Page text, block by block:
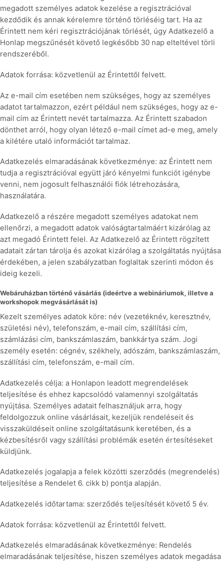
megadott személyes adatok kezelése a regisztrációval
kezdődik és annak kérelemre történő törléséig tart. Ha az
Érintett nem kéri regisztrációjának törlését, úgy Adatkezelő a
Honlap megszűnését követő legkésőbb 30 nap elteltével törli
rendszeréből.
Adatok forrása: közvetlenül az Érintettől felvett.
Az e-mail cím esetében nem szükséges, hogy az személyes
adatot tartalmazzon, ezért például nem szükséges, hogy az e-
mail cím az Érintett nevét tartalmazza. Az Érintett szabadon
dönthet arról, hogy olyan létező e-mail címet ad-e meg, amely
a kilétére utaló információt tartalmaz.
Adatkezelés elmaradásának következménye: az Érintett nem
tudja a regisztrációval együtt járó kényelmi funkciót igénybe
venni, nem jogosult felhasználói fiók létrehozására,
használatára.
Adatkezelő a részére megadott személyes adatokat nem
ellenőrzi, a megadott adatok valóságtartalmáért kizárólag az
azt megadó Érintett felel. Az Adatkezelő az Érintett rögzített
adatait zártan tárolja és azokat kizárólag a szolgáltatás nyújtása
érdekében, a jelen szabályzatban foglaltak szerinti módon és
ideig kezeli.
Webáruházban történő vásárlás (ideértve a webináriumok, illetve a
workshopok megvásárlását is)
Kezelt személyes adatok köre: név (vezetéknév, keresztnév,
születési név), telefonszám, e-mail cím, szállítási cím,
számlázási cím, bankszámlaszám, bankkártya szám. Jogi
személy esetén: cégnév, székhely, adószám, bankszámlaszám,
szállítási cím, telefonszám, e-mail cím.
Adatkezelés célja: a Honlapon leadott megrendelések
teljesítése és ehhez kapcsolódó valamennyi szolgáltatás
nyújtása. Személyes adatait felhasználjuk arra, hogy
feldolgozzuk online vásárlásait, kezeljük rendeléseit és
visszaküldéseit online szolgáltatásunk keretében, és a
kézbesítésről vagy szállítási problémák esetén értesítéseket
küldjünk.
Adatkezelés jogalapja a felek közötti szerződés (megrendelés)
teljesítése a Rendelet 6. cikk b) pontja alapján.
Adatkezelés időtartama: szerződés teljesítését követő 5 év.
Adatok forrása: közvetlenül az Érintettől felvett.
Adatkezelés elmaradásának következménye: Rendelés
elmaradásának teljesítése, hiszen személyes adatok megadása